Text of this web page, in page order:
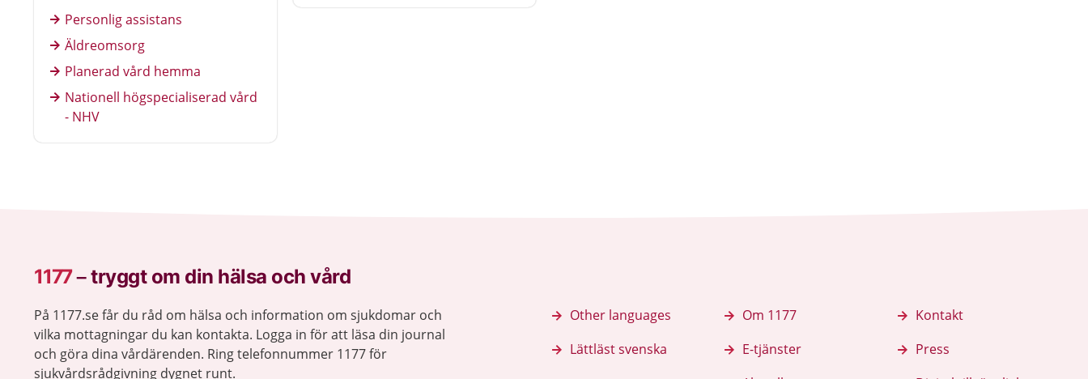
Personlig assistans
Äldreomsorg
Planerad vård hemma
Nationell högspecialiserad vård
- NHV
1177–tryggt om din hälsa och vård
På 1177.se får du råd om hälsa och information om sjukdomar och
vilka mottagningar du kan kontakta. Logga in för att läsa din journal
och göra dina vårdärenden. Ring telefonnummer 1177 för
sjukvårdsrådgivning dygnet runt.
Other languages
Lättläst svenska
Om 1177
E-tjänster
Kontakt
Press